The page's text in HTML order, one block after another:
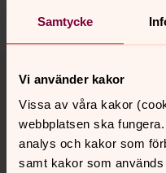
Samtycke
Vi använder kakor
Vissa av våra kakor
webbplatsen ska
analys och kakor som
samt kakor som
Kontakt